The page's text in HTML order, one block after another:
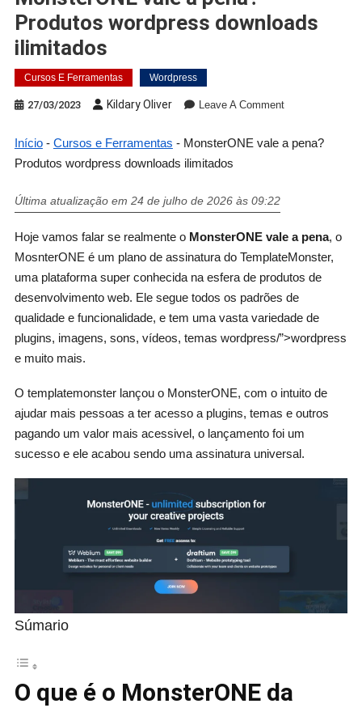
Produtos wordpress downloads
ilimitados
Cursos E Ferramentas Wordpress
27/03/2023 Kildary Oliver Leave A Comment
Início- Cursos e Ferramentas - MonsterONE vale a pena?
Produtos wordpress downloads ilimitados
Última atualização em 24 de julho de 2026 às 09:22
Hoje vamos falar se realmente o MonsterONE vale a pena, o
MosnterONE é um plano de assinatura do TemplateMonster,
uma plataforma super conhecida na esfera de produtos de
desenvolvimento web. Ele segue todos os padrões de
qualidade e funcionalidade, e tem uma vasta variedade de
plugins, imagens, sons, vídeos, temas wordpress/”>wordpress
e muito mais.
O templatemonster lançou o MonsterONE, com o intuito de
ajudar mais pessoas a ter acesso a plugins, temas e outros
pagando um valor mais acessivel, o lançamento foi um
sucesso e ele acabou sendo uma assinatura universal.
Súmario
O que é o MonsterONE da